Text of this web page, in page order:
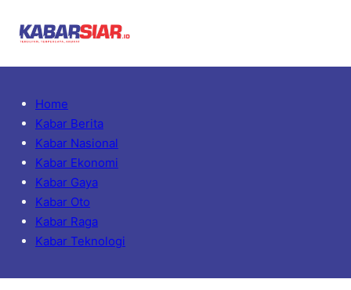
Home
Kabar Berita
Kabar Nasional
Kabar Ekonomi
Kabar Gaya
Kabar Oto
Kabar Raga
Kabar Teknologi